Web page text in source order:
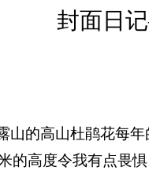
封面日
山的高山杜鹃花每
的高度令我有点畏